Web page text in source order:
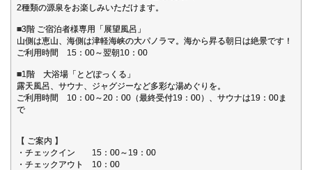
2種類の源泉をお楽しみいただけます。
■3階 ご宿泊者様専用「展望風呂」
山側は恵山、海側は津軽海峡の大パノラマ。海から昇る朝日は絶景です！
ご利用時間 15：00～翌朝10：00
■1階 大浴場「とどぽっくる」
露天風呂、サウナ、ジャグジーなど多彩な湯めぐりを。
ご利用時間 10：00～20：00（最終受付19：00）、サウナは19：00ま
で
【 ご案内 】
・チェックイン 15：00～19：00
・チェックアウト 10：00